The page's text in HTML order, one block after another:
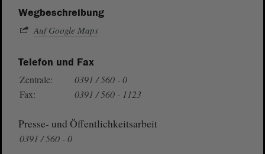
Wegbeschreibung
Auf Google Maps
Telefon und Fax
Zentrale:
0391 / 560 - 0
Fax:
0391 / 560 - 1123
Presse- und Öffentlichkeitsarbeit
0391 / 560 - 0